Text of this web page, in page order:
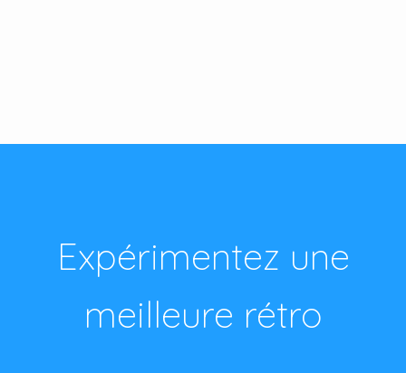
Expérimentez une
meilleure rétro